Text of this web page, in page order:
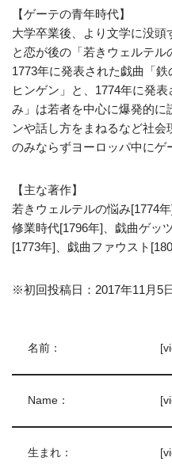
【ゲーテの青年時代】
大学卒業後、より文学に没
と恋が後の「若きウェルテル
1773年に発表された戯曲「
ヒンゲン」と、1774年に発
み」は若者を中心に爆発的に
ンや話し方をまねるなど社
のみならずヨーロッパ中にゲ
【主な著作】
若きウェルテルの悩み[1774
修業時代[1796年]、戯曲ゲッ
[1773年]、戯曲ファウスト
※初回投稿日：2017年11月5
名前：
Name：
生まれ：